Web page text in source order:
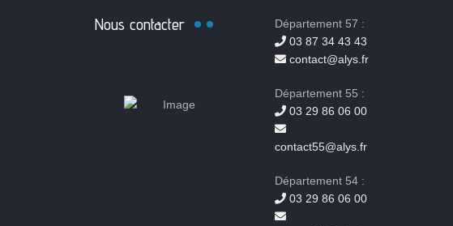
Nous contacter
Département 57 :
03 87 34 43 43
contact@alys.fr
Département 55 :
03 29 86 06 00
contact55@alys.fr
Département 54 :
03 29 86 06 00